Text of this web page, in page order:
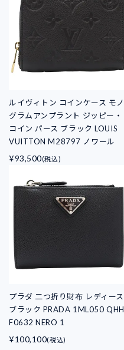
ルイヴィトン コインケース モノ
グラムアンプラント ジッピー・
コイン パース ブラック LOUIS
VUITTON M28797 ノワール
¥93,500(税込)
プラダ 二つ折り財布 レディース
ブラック PRADA 1ML050 QHH
F0632 NERO 1
¥100,100(税込)